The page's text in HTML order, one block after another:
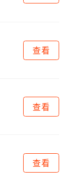
查看
查看
查看